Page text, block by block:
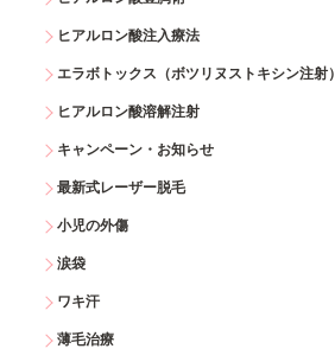
ヒアルロン酸注入療法
エラボトックス（ボツリヌストキシン注射）
ヒアルロン酸溶解注射
キャンペーン・お知らせ
最新式レーザー脱毛
小児の外傷
涙袋
ワキ汗
薄毛治療